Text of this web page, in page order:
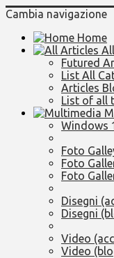
Cambia navigazione
Home
Futured
List All
Articles
List of all
Windows
Foto
Foto
Foto
Disegni
Disegni
Video
Video